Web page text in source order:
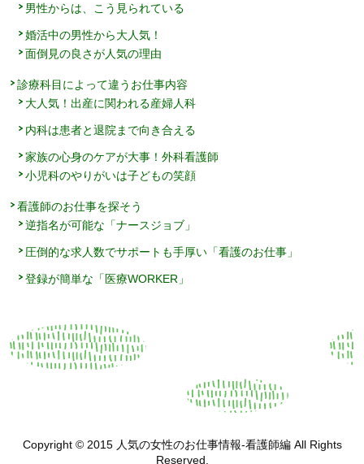
男性からは、こう見られている
婚活中の男性から大人気！
面倒見の良さが人気の理由
診療科目によって違うお仕事内容
大人気！出産に関われる産婦人科
内科は患者と退院まで向き合える
家族の心身のケアが大事！外科看護師
小児科のやりがいは子どもの笑顔
看護師のお仕事を探そう
逆指名が可能な「ナースジョブ」
圧倒的な求人数でサポートも手厚い「看護のお仕事」
登録が簡単な「医療WORKER」
Copyright © 2015 人気の女性のお仕事情報-看護師編 All Rights
Reserved.